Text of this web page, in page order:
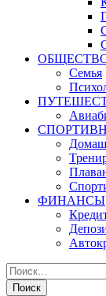
Семья
ФИНАНСЫ